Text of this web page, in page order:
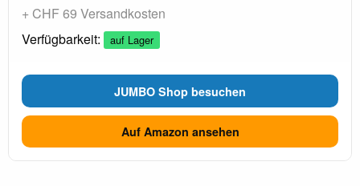
+ CHF 69 Versandkosten
Verfügbarkeit:
auf Lager
JUMBO Shop besuchen
Auf Amazon ansehen